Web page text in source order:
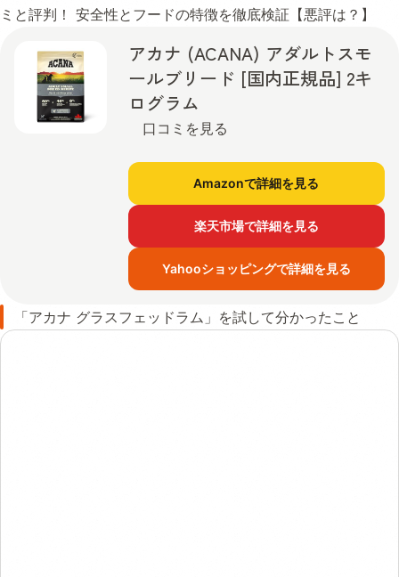
ミと評判！ 安全性とフードの特徴を徹底検証【悪評は？】
アカナ (ACANA) アダルトスモ
ールブリード [国内正規品] 2キ
ログラム
口コミを見る
Amazonで詳細を見る
楽天市場で詳細を見る
Yahooショッピングで詳細を見る
「アカナ グラスフェッドラム」を試して分かったこと